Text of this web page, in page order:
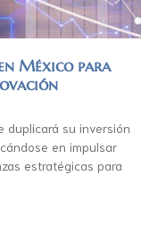
México para
duplicará su inversión
en impulsar
estratégicas para